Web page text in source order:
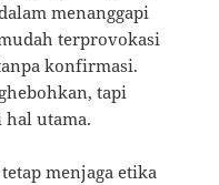
menanggapi
terprovokasi
konfirmasi.
tapi
hal utama.
menjaga etika